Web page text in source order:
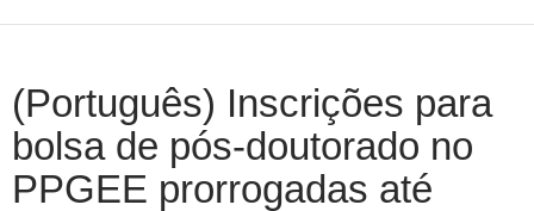
(Português) Inscrições para
bolsa de pós-doutorado no
PPGEE prorrogadas até